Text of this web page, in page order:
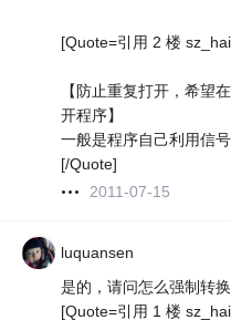
[Quote=引用 2 楼
【防止重复打开，希望
开程序】
一般是程序自己利用信
[/Quote]
2011-07-15
luquansen
是的，请问怎么强制转换
[Quote=引用 1 楼